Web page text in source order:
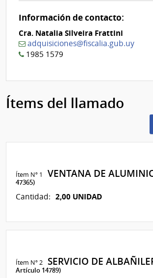
0
Información de contacto:
Cra. Natalia Silveira Frattini
adquisiciones@fiscalia.gub.uy
1985 1579
Ítems del llamado
Ítem Nº 1 VENTANA DE
47365)
Cantidad: 2,00 UNIDAD
Ítem Nº 2 SERVICIO DE
Artículo 14789)